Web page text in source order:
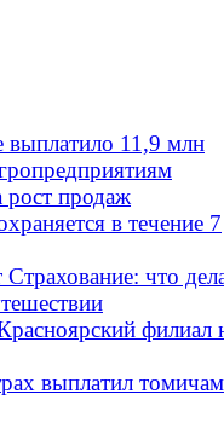
выплатило 11,9 млн
рост продаж
в течение 7
что
филиал
выплатил томичам